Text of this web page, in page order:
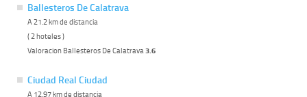
Ballesteros De Calatrava
A 21.2 km de distancia
( 2 hoteles )
Valoracion Ballesteros De Calatrava3.6
Ciudad Real Ciudad
A 12.97 km de distancia